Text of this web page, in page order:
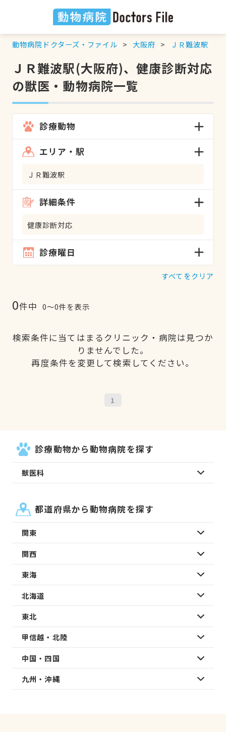
動物病院ドクターズ・ファイル 大阪府 ＪＲ難波駅
ＪＲ難波駅(大阪府)、健康診断対応
の獣医・動物病院一覧
診療動物
エリア・駅
ＪＲ難波駅
詳細条件
健康診断対応
診療曜日
すべてをクリア
0件中 0〜0件を表示
検索条件に当てはまるクリニック・病院は見つか
りませんでした。
再度条件を変更して検索してください。
1
診療動物から動物病院を探す
獣医科
都道府県から動物病院を探す
関東
関西
東海
北海道
東北
甲信越・北陸
中国・四国
九州・沖縄